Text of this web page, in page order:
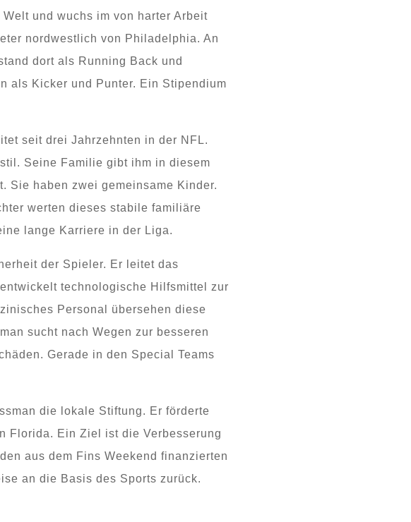
und wuchs im von harter Arbeit
nordwestlich von Philadelphia. An
dort als Running Back und
als Kicker und Punter. Ein Stipendium
seit drei Jahrzehnten in der NFL.
Seine Familie gibt ihm in diesem
Sie haben zwei gemeinsame Kinder.
werten dieses stabile familiäre
lange Karriere in der Liga.
der Spieler. Er leitet das
technologische Hilfsmittel zur
Personal übersehen diese
sucht nach Wegen zur besseren
Gerade in den Special Teams
die lokale Stiftung. Er förderte
Florida. Ein Ziel ist die Verbesserung
aus dem Fins Weekend finanzierten
an die Basis des Sports zurück.